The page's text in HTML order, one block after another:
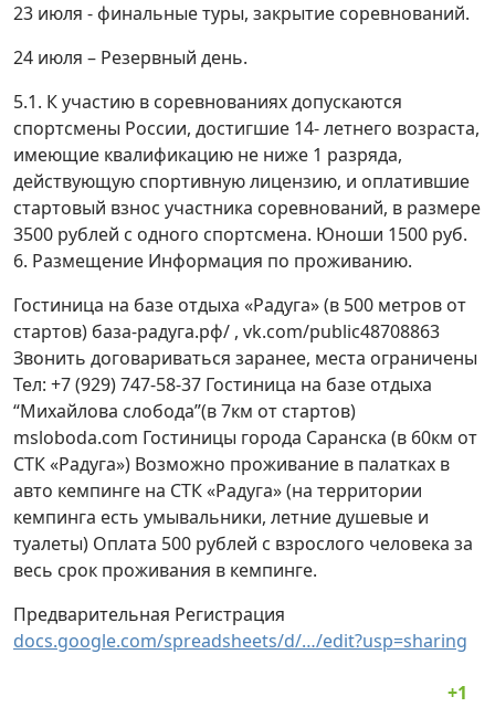
23 июля - финальные туры, закрытие соревнований.
24 июля – Резервный день.
5.1. К участию в соревнованиях допускаются
спортсмены России, достигшие 14- летнего возраста,
имеющие квалификацию не ниже 1 разряда,
действующую спортивную лицензию, и оплатившие
стартовый взнос участника соревнований, в размере
3500 рублей с одного спортсмена. Юноши 1500 руб.
6. Размещение Информация по проживанию.
Гостиница на базе отдыха «Радуга» (в 500 метров от
стартов) база-радуга.рф/ , vk.com/public48708863
Звонить договариваться заранее, места ограничены
Тел: +7 (929) 747-58-37 Гостиница на базе отдыха
“Михайлова слобода”(в 7км от стартов)
msloboda.com Гостиницы города Саранска (в 60км от
СТК «Радуга») Возможно проживание в палатках в
авто кемпинге на СТК «Радуга» (на территории
кемпинга есть умывальники, летние душевые и
туалеты) Оплата 500 рублей с взрослого человека за
весь срок проживания в кемпинге.
Предварительная Регистрация
docs.google.com/spreadsheets/d/…/edit?usp=sharing